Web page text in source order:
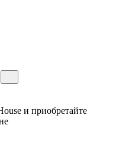
и приобретайте